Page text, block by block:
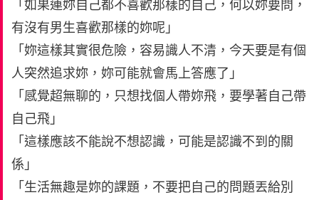
「如果連妳自己都不喜歡那樣的自己，何以妳要問，
有沒有男生喜歡那樣的妳呢」
「妳這樣其實很危險，容易識人不清，今天要是有個
人突然追求妳，妳可能就會馬上答應了」
「感覺超無聊的，只想找個人帶妳飛，要學著自己帶
自己飛」
「這樣應該不能說不想認識，可能是認識不到的關
係」
「生活無趣是妳的課題，不要把自己的問題丟給別